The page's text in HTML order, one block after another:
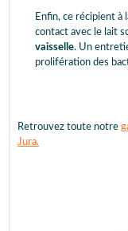
Enfin, ce récipient à
contact avec le lait
vaisselle. Un
prolifération des
Retrouvez toute notre
Jura.